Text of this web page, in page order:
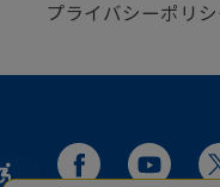
プライバシーポリシ